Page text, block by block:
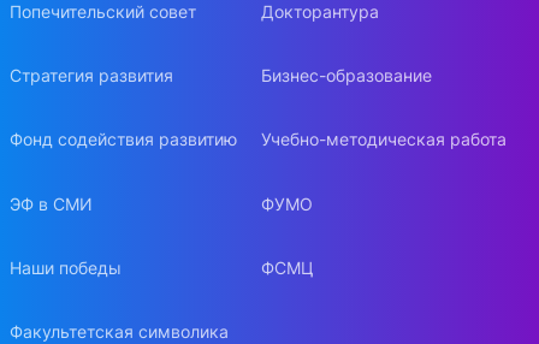
Попечительский совет
Стратегия развития
Фонд содействия развитию
ЭФ в СМИ
Наши победы
Факультетская символика
Докторантура
Бизнес-образование
Учебно-методическая работа
ФУМО
ФСМЦ